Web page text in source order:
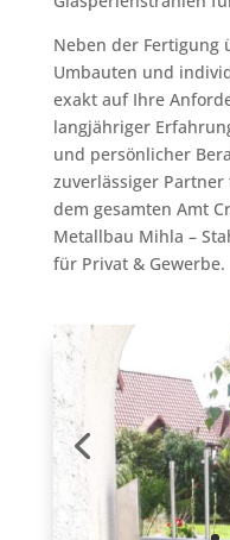
Neben der Fertigung
Umbauten und
exakt auf Ihre
langjähriger
und persönlicher
zuverlässiger
dem gesamten Amt
Metallbau Mihla –
für Privat & Gewerbe.